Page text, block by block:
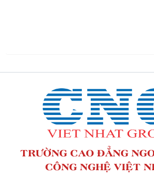
TRƯỜNG CAO ĐẲNG
CÔNG NGHỆ VIỆT